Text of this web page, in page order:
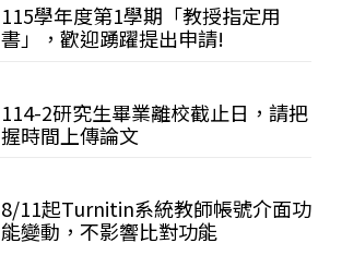
115學年度第1學期「教授指定用
書」，歡迎踴躍提出申請!
114-2研究生畢業離校截止日，請把
握時間上傳論文
8/11起Turnitin系統教師帳號介面功
能變動，不影響比對功能